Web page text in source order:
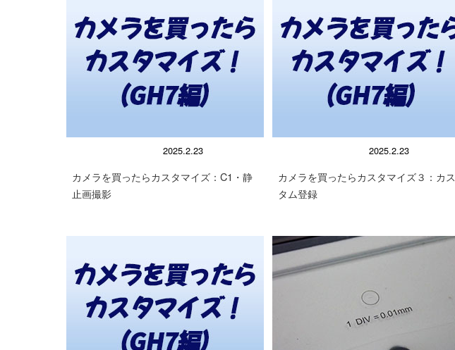
2025.2.23
カメラを買ったらカスタマイズ：C1・静
止画撮影
2025.2.23
カメラを買ったらカスタマイズ３：カス
タム登録